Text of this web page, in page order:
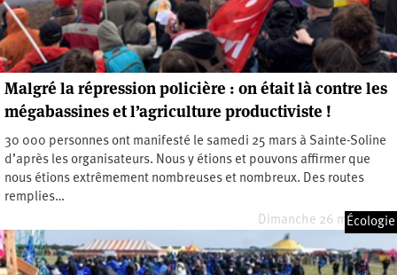
Malgré la répression policière : on était là contre les
mégabassines et l’agriculture productiviste !
30 000 personnes ont manifesté le samedi 25 mars à Sainte-Soline
d’après les organisateurs. Nous y étions et pouvons affirmer que
nous étions extrêmement nombreuses et nombreux. Des routes
remplies…
Dimanche 26 mars 2023
Écologie